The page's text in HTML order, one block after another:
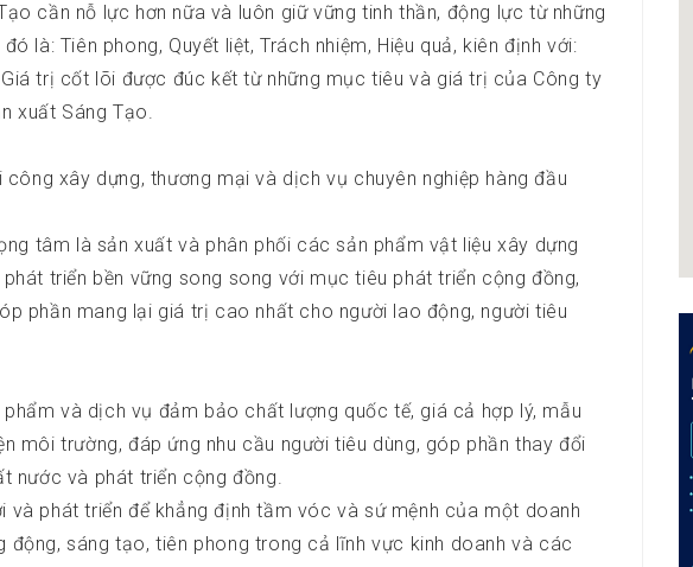
cần nỗ lực hơn nữa và luôn giữ vững tinh thần, động lực từ những
là: Tiên phong, Quyết liệt, Trách nhiệm, Hiệu quả, kiên định với:
Giá trị cốt lõi được đúc kết từ những mục tiêu và giá trị của Công ty
xuất Sáng Tạo.
công xây dựng, thương mại và dịch vụ chuyên nghiệp hàng đầu
tâm là sản xuất và phân phối các sản phẩm vật liệu xây dựng
triển bền vững song song với mục tiêu phát triển cộng đồng,
phần mang lại giá trị cao nhất cho người lao động, người tiêu
phẩm và dịch vụ đảm bảo chất lượng quốc tế, giá cả hợp lý, mẫu
môi trường, đáp ứng nhu cầu người tiêu dùng, góp phần thay đổi
nước và phát triển cộng đồng.
và phát triển để khẳng định tầm vóc và sứ mệnh của một doanh
động, sáng tạo, tiên phong trong cả lĩnh vực kinh doanh và các